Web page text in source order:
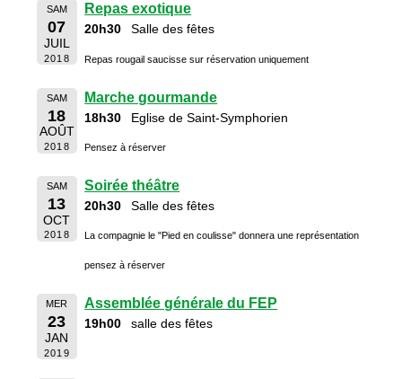
SAM
07
JUIL
2018
Repas exotique
20h30 Salle des fêtes
Repas rougail saucisse sur réservation uniquement
SAM
18
AOÛT
2018
Marche gourmande
18h30 Eglise de Saint-Symphorien
Pensez à réserver
SAM
13
OCT
2018
Soirée théâtre
20h30 Salle des fêtes
La compagnie le "Pied en coulisse" donnera une représentation
pensez à réserver
MER
23
JAN
2019
Assemblée générale du FEP
19h00 salle des fêtes